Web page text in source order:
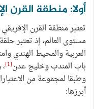
أولا: منطقة القرن
تعتبر منطقة القرن
مستوى العالم، إذ تعتبر
العربية والمحيط الهندي
باب المندب وخليج عدن[1]
وطبقا لمجموعة من
أبرزها: